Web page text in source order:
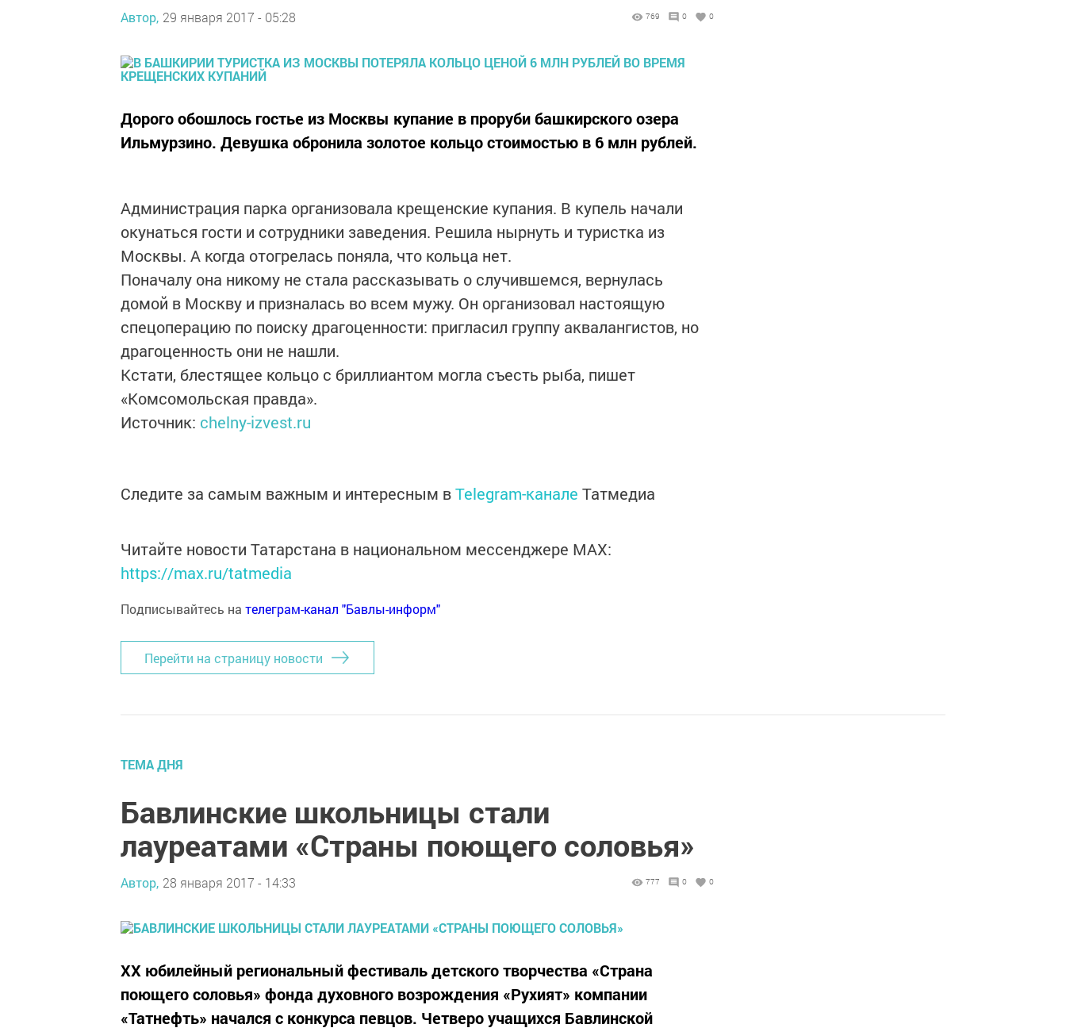
Автор, 29 января 2017 - 05:28 769 0 0
Дорого обошлось гостье из Москвы купание в проруби башкирского озера
Ильмурзино. Девушка обронила золотое кольцо стоимостью в 6 млн рублей.
Администрация парка организовала крещенские купания. В купель начали
окунаться гости и сотрудники заведения. Решила нырнуть и туристка из
Москвы. А когда отогрелась поняла, что кольца нет.
Поначалу она никому не стала рассказывать о случившемся, вернулась
домой в Москву и призналась во всем мужу. Он организовал настоящую
спецоперацию по поиску драгоценности: пригласил группу аквалангистов, но
драгоценность они не нашли.
Кстати, блестящее кольцо с бриллиантом могла съесть рыба, пишет
«Комсомольская правда».
Источник: chelny-izvest.ru
Следите за самым важным и интересным вTelegram-канале Татмедиа
Читайте новости Татарстана в национальном мессенджере MАХ:
https://max.ru/tatmedia
Подписывайтесь на телеграм-канал "Бавлы-информ"
Перейти на страницу новости
ТЕМА ДНЯ
Бавлинские школьницы стали
лауреатами «Страны поющего соловья»
Автор, 28 января 2017 - 14:33 777 0 0
ХХ юбилейный региональный фестиваль детского творчества «Страна
поющего соловья» фонда духовного возрождения «Рухият» компании
«Татнефть» начался с конкурса певцов. Четверо учащихся Бавлинской